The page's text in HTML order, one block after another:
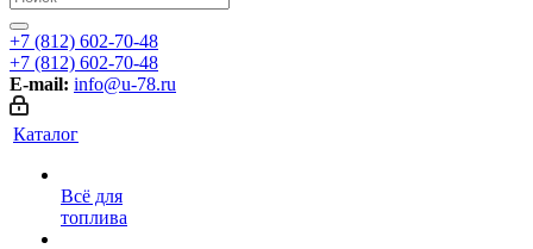
+7 (812) 602-70-48
+7 (812) 602-70-48
E-mail: info@u-78.ru
Каталог
Всё для
топлива